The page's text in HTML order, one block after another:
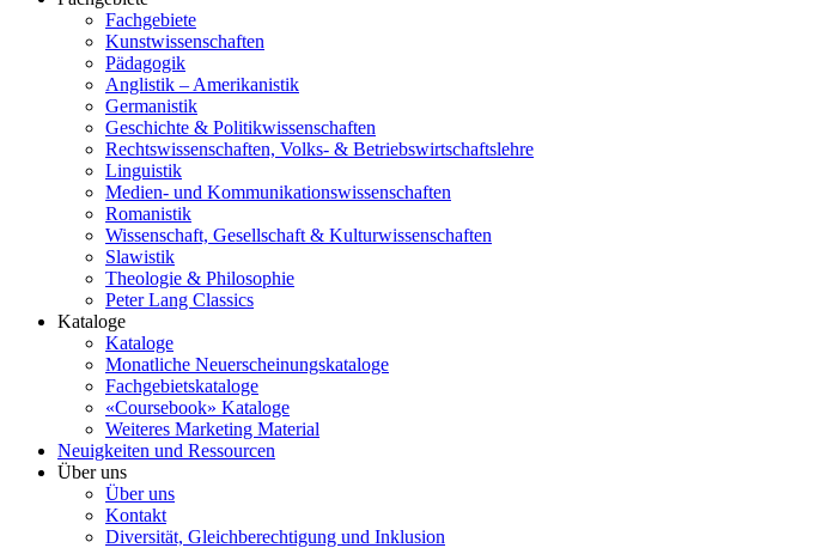
Fachgebiete
Kunstwissenschaften
Pädagogik
Anglistik – Amerikanistik
Germanistik
Geschichte & Politikwissenschaften
Rechtswissenschaften, Volks- & Betriebswirtschaftslehre
Linguistik
Medien- und Kommunikationswissenschaften
Romanistik
Wissenschaft, Gesellschaft & Kulturwissenschaften
Slawistik
Theologie & Philosophie
Peter Lang Classics
Kataloge
Kataloge
Monatliche Neuerscheinungskataloge
Fachgebietskataloge
«Coursebook» Kataloge
Weiteres Marketing Material
Neuigkeiten und Ressourcen
Über uns
Über uns
Kontakt
Diversität, Gleichberechtigung und Inklusion